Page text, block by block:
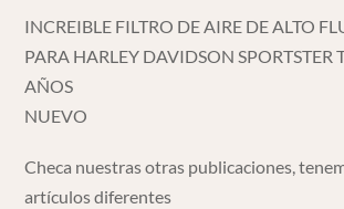
INCREIBLE FILTRO DE AIRE DE ALTO
PARA HARLEY DAVIDSON SPORTSTER
AÑOS
NUEVO
Checa nuestras otras publicaciones,
artículos diferentes